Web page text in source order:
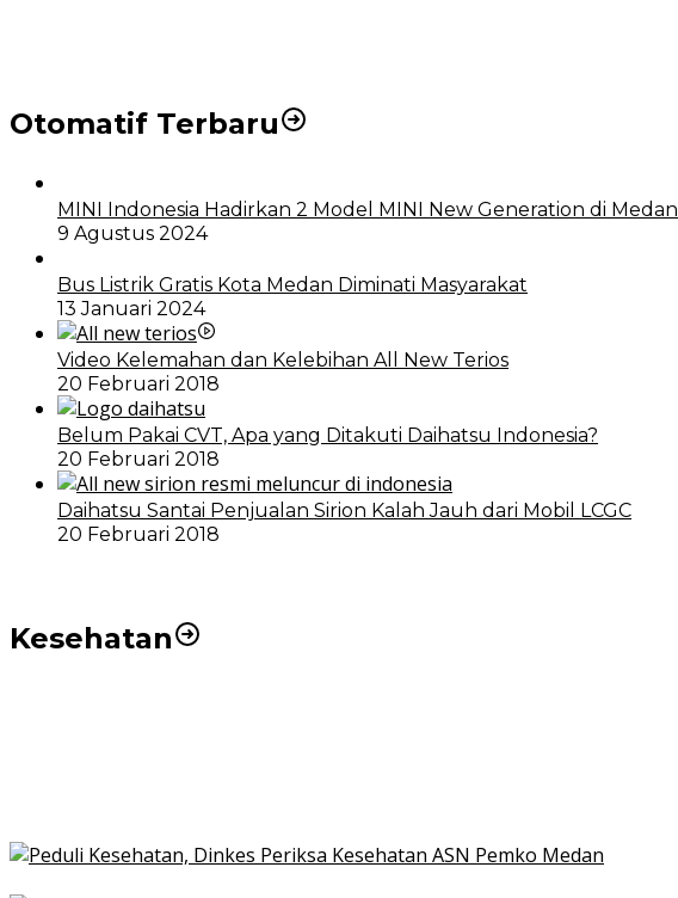
Otomatif Terbaru
MINI Indonesia Hadirkan 2 Model MINI New Generation di Medan
9 Agustus 2024
Bus Listrik Gratis Kota Medan Diminati Masyarakat
13 Januari 2024
Video Kelemahan dan Kelebihan All New Terios
20 Februari 2018
Belum Pakai CVT, Apa yang Ditakuti Daihatsu Indonesia?
20 Februari 2018
Daihatsu Santai Penjualan Sirion Kalah Jauh dari Mobil LCGC
20 Februari 2018
Kesehatan